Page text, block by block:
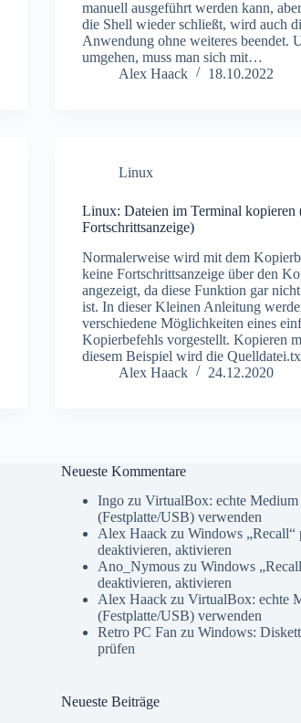
manuell ausgeführt werden kann,
die Shell wieder schließt, wird auch
Anwendung ohne weiteres beendet.
umgehen, muss man sich mit…
Alex Haack
18.10.2022
Linux
Linux: Dateien im Terminal kopieren
Fortschrittsanzeige)
Normalerweise wird mit dem
keine Fortschrittsanzeige über den
angezeigt, da diese Funktion gar
ist. In dieser Kleinen Anleitung
verschiedene Möglichkeiten eines
Kopierbefehls vorgestellt. Kopieren
diesem Beispiel wird die
Alex Haack
24.12.2020
Neueste Kommentare
Ingozu VirtualBox: echte Medium
(Festplatte/USB) verwenden
Alex Haackzu Windows „Recall“
deaktivieren, aktivieren
Ano_Nymouszu Windows
deaktivieren, aktivieren
Alex Haackzu VirtualBox: echte
(Festplatte/USB) verwenden
Retro PC Fan zu Windows:
prüfen
Neueste Beiträge